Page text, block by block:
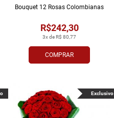
COMPRAR
3x de R$ 80,77
R$242,30
Bouquet 12 Rosas Colombianas
Exclusivo